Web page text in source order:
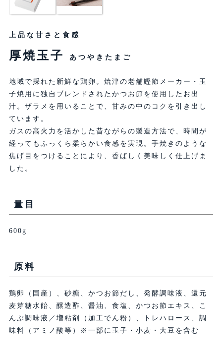
上品な甘さと食感
厚焼玉子 あつやきたまご
地域で採れた新鮮な鶏卵。焼津の老舗鰹節メーカー・玉
子焼用に独自ブレンドされたかつお節を使用したお出
汁。ザラメを用いることで、甘みの中のコクを引き出し
ています。
ガスの高火力を活かした昔ながらの製造方法で、時間が
経ってもふっくら柔らかい食感を実現。手焼きのような
焦げ目をつけることにより、香ばしく美味しく仕上げま
した。
量目
600g
原料
鶏卵（国産）、砂糖、かつお節だし、発酵調味液、還元
麦芽糖水飴、醸造酢、醤油、食塩、かつお節エキス、こ
んぶ調味液／増粘剤（加工でん粉）、トレハロース、調
味料（アミノ酸等）※一部に玉子・小麦・大豆を含む